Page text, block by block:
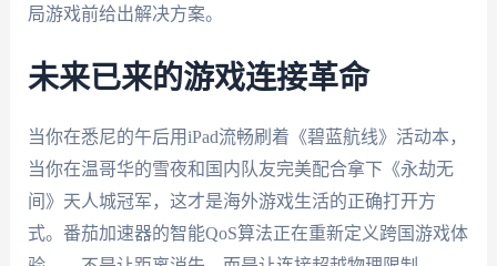
局游戏前给出解决方案。
未来已来的游戏连接革命
当你在悉尼的午后用iPad流畅刷着《碧蓝航线》活动本，
当你在温哥华的雪夜和国内队友完美配合拿下《永劫无
间》天人城冠军，这才是海外游戏生活的正确打开方
式。番茄加速器的智能QoS算法正在重新定义跨国游戏体